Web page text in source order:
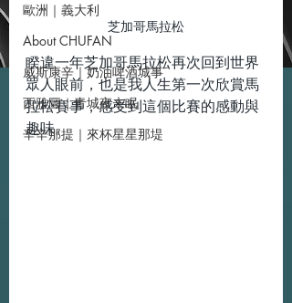
歐洲｜義大利
About CHUFAN
威斯康辛｜奶油啤酒城事
西雅圖｜青城夜未眠
辛辛那提｜來杯星星那堤
芝加哥馬拉松
睽違一年芝加哥馬拉松再次回到世界
眾人眼前，也是我人生第一次欣賞馬
拉松賽事，感受到這個比賽的感動與
趣味。